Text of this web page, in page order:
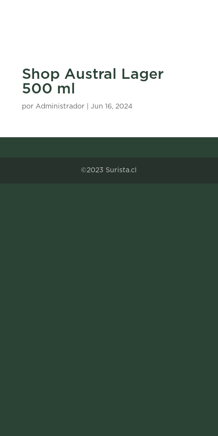
Shop Austral Lager
500 ml
por Administrador| Jun 16, 2024
©2023 Surista.cl